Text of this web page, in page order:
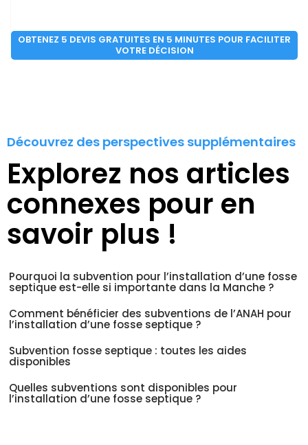
OBTENEZ 5 DEVIS GRATUITES EN 5 MINUTES POUR FACILITER
VOTRE DÉCISION
Découvrez des perspectives supplémentaires
Explorez nos articles
connexes pour en
savoir plus !
Pourquoi la subvention pour l’installation d’une fosse
septique est-elle si importante dans la Manche ?
Comment bénéficier des subventions de l’ANAH pour
l’installation d’une fosse septique ?
Subvention fosse septique : toutes les aides
disponibles
Quelles subventions sont disponibles pour
l’installation d’une fosse septique ?